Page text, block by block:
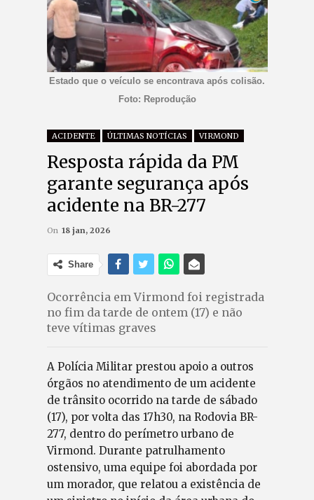
Estado que o veículo se encontrava após colisão.
Foto: Reprodução
ACIDENTE ÚLTIMAS NOTÍCIAS VIRMOND
Resposta rápida da PM
garante segurança após
acidente na BR-277
On 18 jan, 2026
Share
Ocorrência em Virmond foi registrada
no fim da tarde de ontem (17) e não
teve vítimas graves
A Polícia Militar prestou apoio a outros
órgãos no atendimento de um acidente
de trânsito ocorrido na tarde de sábado
(17), por volta das 17h30, na Rodovia BR-
277, dentro do perímetro urbano de
Virmond. Durante patrulhamento
ostensivo, uma equipe foi abordada por
um morador, que relatou a existência de